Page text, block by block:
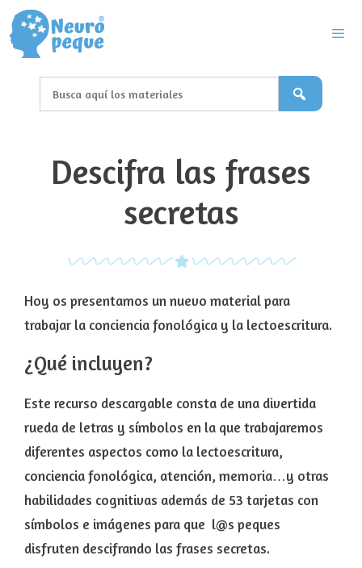
Saltar
al
contenido
Descifra las frases
secretas
Hoy os presentamos un nuevo material para
trabajar la conciencia fonológica y la lectoescritura.
¿Qué incluyen?
Este recurso descargable consta de una divertida
rueda de letras y símbolos en la que trabajaremos
diferentes aspectos como la lectoescritura,
conciencia fonológica, atención, memoria…y otras
habilidades cognitivas además de 53 tarjetas con
símbolos e imágenes para que l@s peques
disfruten descifrando las frases secretas.